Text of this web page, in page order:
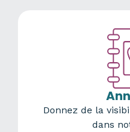
Donnez de la
dans